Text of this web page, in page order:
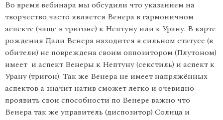
Во время вебинара мы обсудили что указанием на
творчество часто является Венера в гармоничном
аспекте (чаще в тригоне) к Нептуну или к Урану. В карте
рождения Дали Венера находится в сильном статусе (в
обители) не повреждена своим оппозитором (Плутоном)
имеет и аспект Венеры к Нептуну (секстиль) и аспект к
Урану (тригон). Так же Венера не имеет напряжённых
аспектов а значит натив сможет легко и очевидно
проявить свои способности по Венере важно что
Венера так же управитель (диспозитор) Солнца и